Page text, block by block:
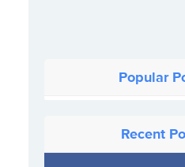
Popular
Recent